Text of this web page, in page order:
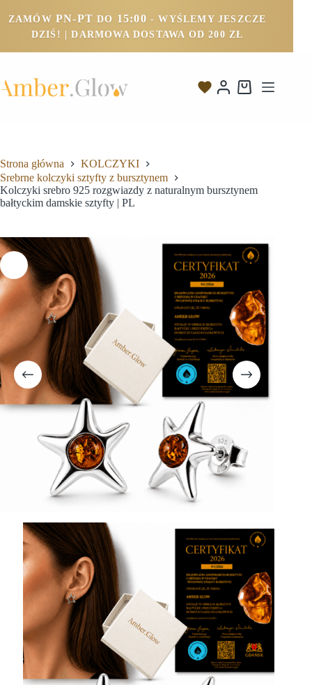
ZAMÓW PN-PT DO 15:00 - WYŚLEMY JESZCZE
DZIŚ! | DARMOWA DOSTAWA OD 200 ZŁ
Strona główna
KOLCZYKI
Srebrne kolczyki sztyfty z bursztynem
Kolczyki srebro 925 rozgwiazdy z naturalnym bursztynem
bałtyckim damskie sztyfty | PL